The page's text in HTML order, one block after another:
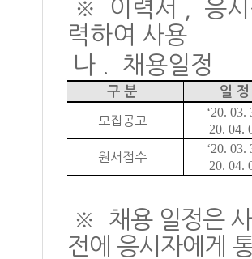
※
이력서
응
력하여 사용
나
채용일정
구 분 일 정
모집공고
‘20. 03.
20. 04.
원서접수
‘20. 03.
20. 04.
※ 채용 일정은
전에 응시자에게